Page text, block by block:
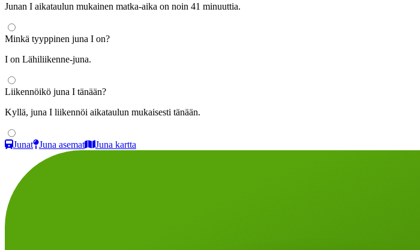
Junan I aikataulun mukainen matka-aika on noin 41 minuuttia.
Minkä tyyppinen juna I on?
I on Lähiliikenne-juna.
Liikennöikö juna I tänään?
Kyllä, juna I liikennöi aikataulun mukaisesti tänään.
Junat Juna asemat Juna kartta